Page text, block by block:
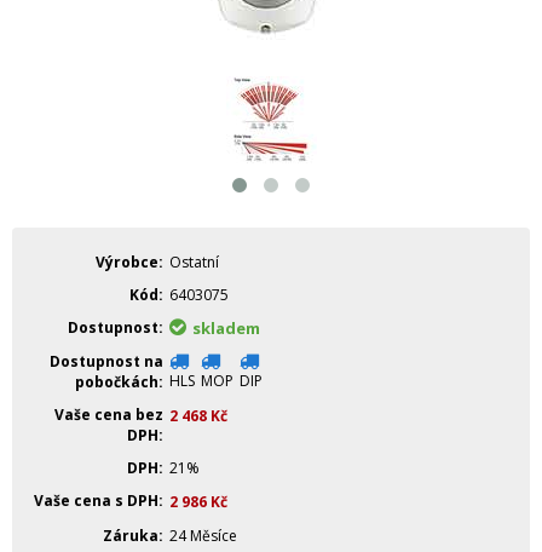
Výrobce
Ostatní
Kód
6403075
Dostupnost
skladem
Dostupnost na
pobočkách
HLS MOP DIP
Vaše cena bez
DPH
2 468 Kč
DPH 21%
Vaše cena s DPH
2 986 Kč
Záruka 24 Měsíce